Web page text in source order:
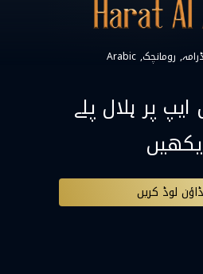
ڈرامہ رومانچک Arabic
ایپ پر ہلال پلے
لوڈ کریں